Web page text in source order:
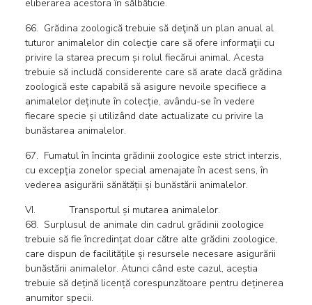
eliberarea acestora în sălbăticie.
66. Grădina zoologică trebuie să deţină un plan anual al
tuturor animalelor din colecţie care să ofere informaţii cu
privire la starea precum și rolul fiecărui animal. Acesta
trebuie să includă considerente care să arate dacă grădina
zoologică este capabilă să asigure nevoile specifiece a
animalelor deținute în colecție, avându-se în vedere
fiecare specie și utilizând date actualizate cu privire la
bunăstarea animalelor.
67. Fumatul în încinta grădinii zoologice este strict interzis,
cu excepția zonelor special amenajate în acest sens, în
vederea asigurării sănătății și bunăstării animalelor.
VI. Transportul și mutarea animalelor.
68. Surplusul de animale din cadrul grădinii zoologice
trebuie să fie încredințat doar către alte grădini zoologice,
care dispun de facilitățile și resursele necesare asigurării
bunăstării animalelor. Atunci când este cazul, aceștia
trebuie să dețină licență corespunzătoare pentru deținerea
anumitor specii.